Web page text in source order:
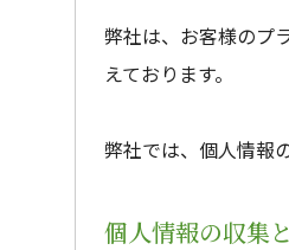
弊社は、お客様のプ
えております。
弊社では、個人情報
個人情報の収集